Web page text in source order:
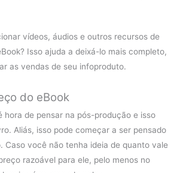
vídeos, áudios e outros recursos de
Isso ajuda a deixá-lo mais completo,
as vendas de seu infoproduto.
do eBook
hora de pensar na pós-produção e isso
Aliás, isso pode começar a ser pensado
Caso você não tenha ideia de quanto vale
razoável para ele, pelo menos no